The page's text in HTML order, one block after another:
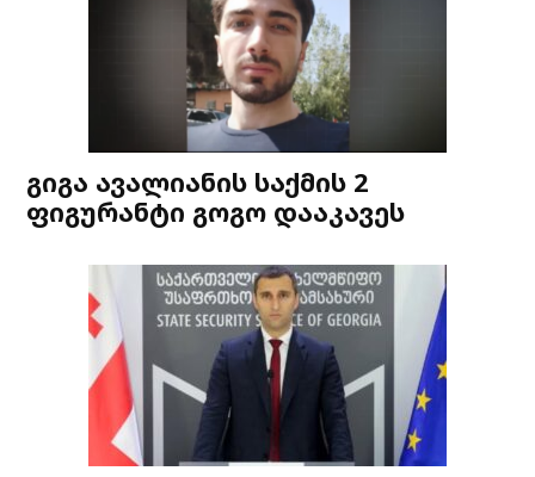
გიგა ავალიანის საქმის 2
ფიგურანტი გოგო დააკავეს